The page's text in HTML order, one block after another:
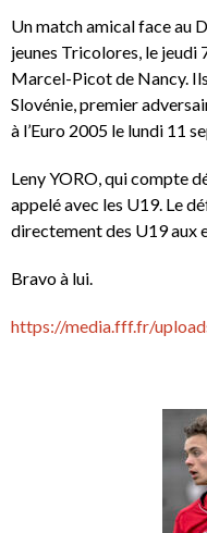
Un match amical face au
jeunes Tricolores, le jeudi
Marcel-Picot de Nancy.
Slovénie, premier
à l’Euro 2005 le lundi 11
Leny YORO, qui compte
appelé avec les U19. Le
directement des U19 aux
Bravo à lui.
https://media.fff.fr/